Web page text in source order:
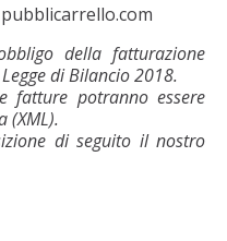
della fatturazione
di Bilancio 2018.
potranno essere
(XML).
di seguito il nostro